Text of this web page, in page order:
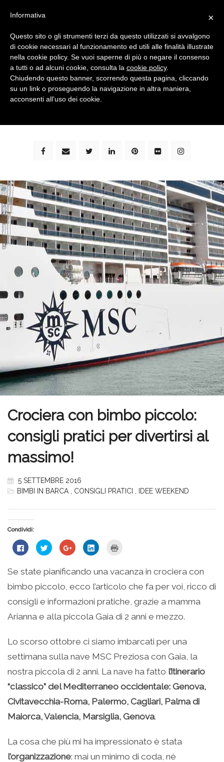
bimbi e viaggi - family travel blog: community #1 in
Crociera con bimbo piccolo:
consigli pratici per divertirsi al
massimo!
5 SETTEMBRE 2016
BIMBI IN BARCA
CONSIGLI PRATICI IDEE WEEKEND
Condividi:
Fai
clic
su
Facebook
apre
una
nuova
Fai
clic
condividere
su
Twitter
(Si
in
una
nuova
finestra)
Fai
clic
condividere
su
Google+
(Si
in
una
nuova
finestra)
Fai
clic
condividere
su
LinkedIn
(Si
in
una
nuova
finestra)
stampare
(Si
apre
in
nuova
finestra)
Se state pianificando una vacanza in crociera con
bimbo piccolo, ecco l’articolo che fa per voi, ricco di
consigli e informazioni pratiche, grazie a mamma
Arianna e alla piccola Gaia di 2 anni e mezzo.
Lo scorso ottobre ci siamo imbarcati per una
settimana sulla nave MSC Preziosa con Gaia, la
nostra piccola di 2 anni. La nave ha fatto l’itinerario
“classico” del Mediterraneo occidentale: Genova,
Civitavecchia-Roma, Palermo, Cagliari, Palma di
Maiorca, Valencia, Marsiglia, Genova.
La cosa che più mi ha impressionato è stata
l’organizzazione: mai un minimo di coda, né
×
Informativa
Questo sito o gli strumenti terzi da questo utilizzati si avvalgono
di cookie necessari al funzionamento ed utili alle finalità illustrate
nella cookie policy. Se vuoi saperne di più o negare il consenso
a tutti o ad alcuni cookie, consulta la cookie policy.
Chiudendo questo banner, scorrendo questa pagina, cliccando
su un link o proseguendo la navigazione in altra maniera,
acconsenti all’uso dei cookie.